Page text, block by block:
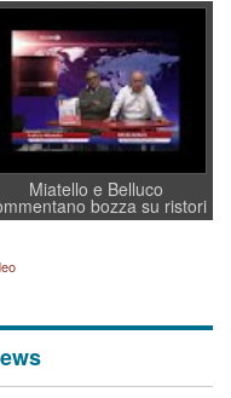
residenti”
Miatello e Belluco
bozza su ristori
BPVi e Veneto Banca